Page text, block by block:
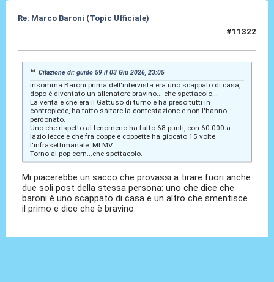
Re: Marco Baroni (Topic Ufficiale)
#11322
Citazione di: guido 59 il 03 Giu 2026, 23:05
insomma Baroni prima dell'intervista era uno scappato di casa,
dopo è diventato un allenatore bravino... che spettacolo...
La verità è che era il Gattuso di turno e ha preso tutti in
contropiede, ha fatto saltare la contestazione e non l'hanno
perdonato.
Uno che rispetto al fenomeno ha fatto 68 punti, con 60.000 a
lazio lecce e che fra coppe e coppette ha giocato 15 volte
l'infrasettimanale. MLMV.
Torno ai pop corn...che spettacolo.
Mi piacerebbe un sacco che provassi a tirare fuori anche
due soli post della stessa persona: uno che dice che
baroni è uno scappato di casa e un altro che smentisce
il primo e dice che è bravino.